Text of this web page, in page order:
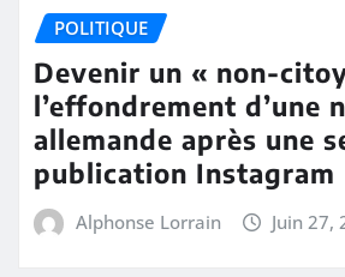
POLITIQUE
Devenir un « non-
l’effondrement d’une
allemande après une
publication Instagram
Alphonse Lorrain Juin 27,